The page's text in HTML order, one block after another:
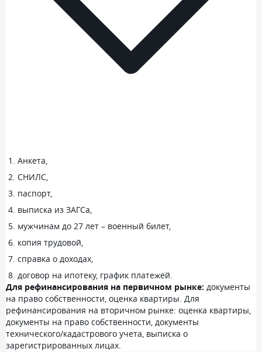
Анкета,
СНИЛС,
паспорт,
выписка из ЗАГСа,
мужчинам до 27 лет – военный билет,
копия трудовой,
справка о доходах,
договор на ипотеку, график платежей.
Для рефинансирования на первичном рынке: документы
на право собственности, оценка квартиры. Для
рефинансирования на вторичном рынке: оценка квартиры,
документы на право собственности, документы
технического/кадастрового учета, выписка о
зарегистрированных лицах.